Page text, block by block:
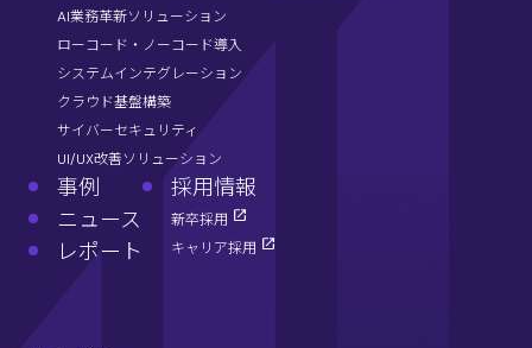
AI業務革新ソリューション
ローコード・ノーコード導入
システムインテグレーション
クラウド基盤構築
サイバーセキュリティ
UI/UX改善ソリューション
事例
ニュース
レポート
採用情報
新卒採用
キャリア採用